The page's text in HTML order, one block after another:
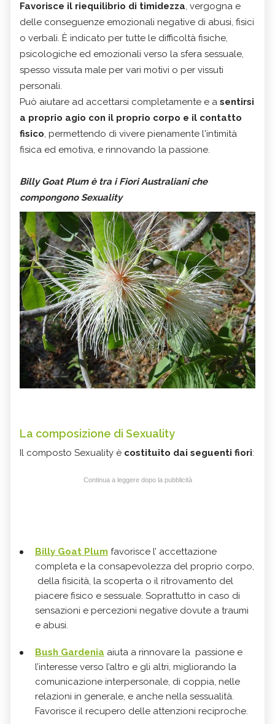
Favorisce il riequilibrio di timidezza, vergogna e
delle conseguenze emozionali negative di abusi, fisici
o verbali. È indicato per tutte le difficoltà fisiche,
psicologiche ed emozionali verso la sfera sessuale,
spesso vissuta male per vari motivi o per vissuti
personali.
Può aiutare ad accettarsi completamente e a sentirsi
a proprio agio con il proprio corpo e il contatto
fisico, permettendo di vivere pienamente l'intimità
fisica ed emotiva, e rinnovando la passione.
Billy Goat Plumè tra i Fiori Australiani che
compongono Sexuality
La composizione di Sexuality
Il composto Sexuality è costituito dai seguenti fiori:
Continua a leggere dopo la pubblicità
Billy Goat Plum favorisce l’ accettazione
completa e la consapevolezza del proprio corpo,
della fisicità, la scoperta o il ritrovamento del
piacere fisico e sessuale. Soprattutto in caso di
sensazioni e percezioni negative dovute a traumi
e abusi.
Bush Gardenia aiuta a rinnovare la passione e
l’interesse verso l’altro e gli altri, migliorando la
comunicazione interpersonale, di coppia, nelle
relazioni in generale, e anche nella sessualità.
Favorisce il recupero delle attenzioni reciproche.